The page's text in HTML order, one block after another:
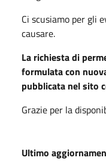
Ci scusiamo per gli
causare.
La richiesta di
formulata con
pubblicata nel sito
Grazie per la
Ultimo